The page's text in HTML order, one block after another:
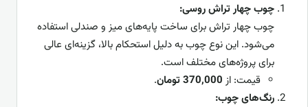
چوب چهار تراش روسی:
چوب چهار تراش برای ساخت پایه‌های میز و صندلی استفاده
می‌شود. این نوع چوب به دلیل استحکام بالا، گزینه‌ای عالی
برای پروژه‌های مختلف است.
قیمت: از 370,000 تومان
.
رنگ‌های چوب: